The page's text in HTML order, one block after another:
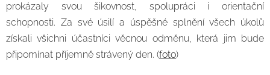
prokázaly svou šikovnost, spolupráci i orientační
schopnosti. Za své úsilí a úspěšné splnění všech úkolů
získali všichni účastníci věcnou odměnu, která jim bude
připomínat příjemně strávený den. (foto)